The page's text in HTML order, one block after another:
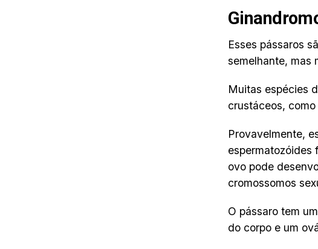
Esses pássaros
semelhante, mas
Muitas espécies
crustáceos,
Provavelmente,
espermatozóides
ovo pode
cromossomos
O pássaro tem
do corpo e um